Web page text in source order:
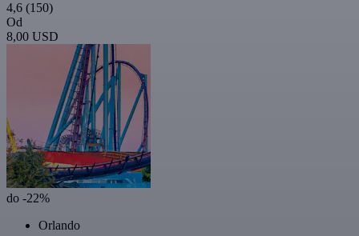
4,6 (150)
Od
8,00 USD
do -22%
Orlando